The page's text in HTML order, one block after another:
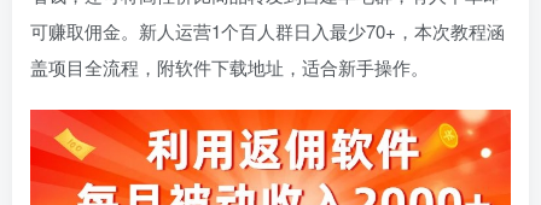
可赚取佣金。新人运营1个百人群日入最少70+，本次教程涵
盖项目全流程，附软件下载地址，适合新手操作。